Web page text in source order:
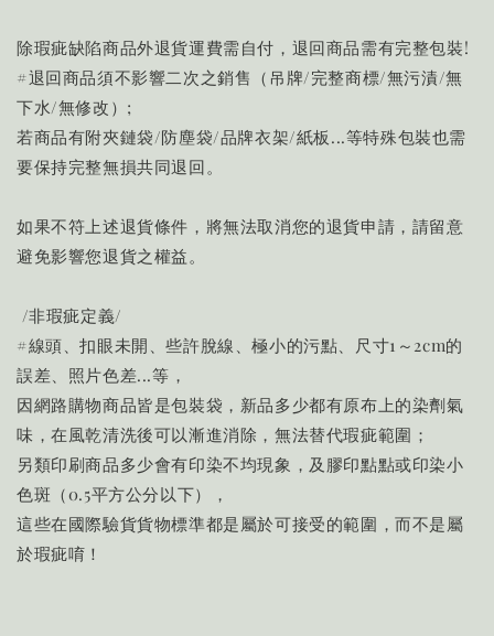
除瑕疵缺陷商品外退貨運費需自付，退回商品需有完整包裝!
#退回商品須不影響二次之銷售（吊牌/完整商標/無污漬/無
下水/無修改）;
若商品有附夾鏈袋/防塵袋/品牌衣架/紙板...等特殊包裝也需
要保持完整無損共同退回。
如果不符上述退貨條件，將無法取消您的退貨申請，請留意
避免影響您退貨之權益。
/非瑕疵定義/
#線頭、扣眼未開、些許脫線、極小的污點、尺寸1～2cm的
誤差、照片色差...等，
因網路購物商品皆是包裝袋，新品多少都有原布上的染劑氣
味，在風乾清洗後可以漸進消除，無法替代瑕疵範圍；
另類印刷商品多少會有印染不均現象，及膠印點點或印染小
色斑（0.5平方公分以下），
這些在國際驗貨貨物標準都是屬於可接受的範圍，而不是屬
於瑕疵唷！